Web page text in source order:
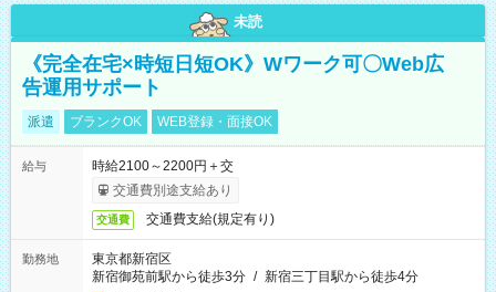
未読
《完全在宅×時短日短OK》Wワーク可〇Web広
告運用サポート
派遣 ブランクOK WEB登録・面接OK
給与
時給2100～2200円＋交
交通費別途支給あり
交通費 交通費支給(規定有り)
勤務地
東京都新宿区
新宿御苑前駅から徒歩3分 / 新宿三丁目駅から徒歩4分